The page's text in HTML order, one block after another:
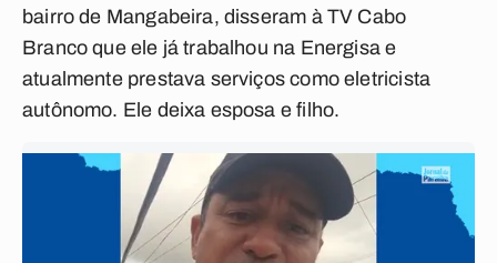
bairro de Mangabeira, disseram à TV Cabo
Branco que ele já trabalhou na Energisa e
atualmente prestava serviços como eletricista
autônomo. Ele deixa esposa e filho.